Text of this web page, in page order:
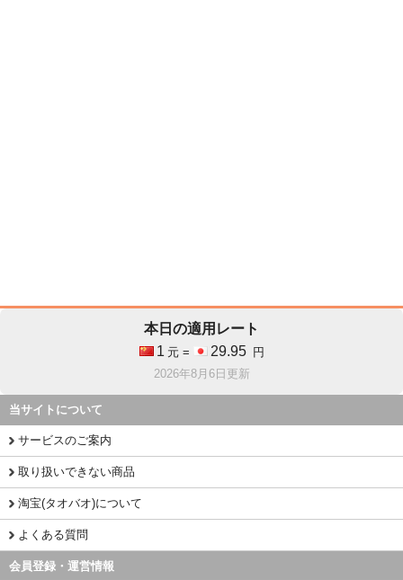
本日の適用レート
1 元 = 29.95
円
2026年8月6日更新
当サイトについて
サービスのご案内
取り扱いできない商品
淘宝(タオバオ)について
よくある質問
会員登録・運営情報